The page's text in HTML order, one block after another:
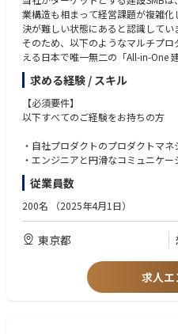
-創業4年でユニコーン目前という
長をリードし、世界を舞台に戦う経
-複雑かつ難易度の高い技術・制度
ーの力で解きほぐし、社会実装する
-PdMとして、事業構造そのものを
-実際に、AI需給運用や最適化制御
用化を推進するような挑戦も可能です
私たちは2021年6月に設立し、AIに
ム「ELIC」と、ファイナンスの力
したNon-FIT電源の開発と再生可能
▼事業概要
1. 脱炭素戦略事業：GHG排出量算
2. AIエネルギーマネジメント：「
グリゲーション
3. 再エネ開発事業：非FIT電源・蓄
4. 再エネファンドの運営
業構造も相まって経営課題が複雑
決が難しい状態にあると認識してい
そのため、以下のようなマルチプ
える日本で唯一無二の「All-in-One
す。
【展開している主なプロダクト】
施工現場の業務改善/工数削減にて
ーケティング機能」
建設業の採用課題を解決する採用
データを一元管理し経営改善に寄与
建設/建築業界特化型の転職・求人
しかし、現状のラインナップだけで
いません。今後は既存プロダクト
発、各プロダクトの一元化を進め
取り組んでいきます。
求める経験 / スキル
【必須要件】
以下すべてのご経験をお持ちの方
・自社プロダクトのプロダクトマ
・エンジニアと円滑なコミュニケ
・プロダクトのビジョン、ロードマ
きる力
・多様な意見に耳を傾けながらも、
験
・事業開発～サービス企画経験
・開発経験、もしくは開発チームの
従業員数
200名 （2025年4月1日）
東京都
求人エ